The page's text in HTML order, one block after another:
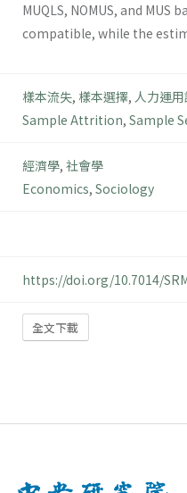
MUQLS, NOMUS, and
compatible, while the
樣本流失, 樣本選擇, 人力運
Sample Attrition, Sample
經濟學, 社會學
Economics, Sociology
https://doi.org/10.7014/
全文下載